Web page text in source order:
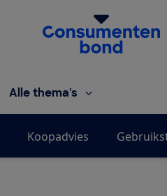
Homepage van de
Alle thema's
Koopadvies